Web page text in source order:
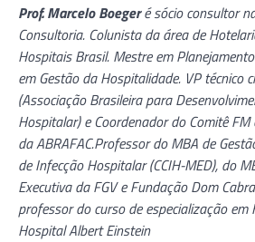
Prof. Marcelo Boegeré sócio consultor
Consultoria. Colunista da área de
Hospitais Brasil. Mestre em
em Gestão da Hospitalidade. VP técnico
(Associação Brasileira para
Hospitalar) e Coordenador do Comitê FM
da ABRAFAC.Professor do MBA de
de Infecção Hospitalar (CCIH-MED), do
Executiva da FGV e Fundação Dom
professor do curso de especialização em
Hospital Albert Einstein